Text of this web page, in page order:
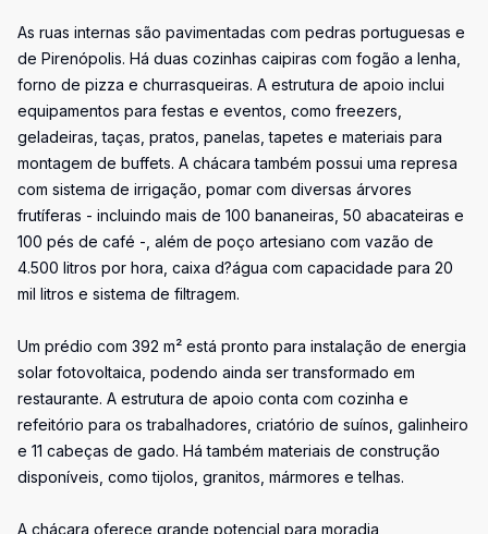
As ruas internas são pavimentadas com pedras portuguesas e
de Pirenópolis. Há duas cozinhas caipiras com fogão a lenha,
forno de pizza e churrasqueiras. A estrutura de apoio inclui
equipamentos para festas e eventos, como freezers,
geladeiras, taças, pratos, panelas, tapetes e materiais para
montagem de buffets. A chácara também possui uma represa
com sistema de irrigação, pomar com diversas árvores
frutíferas - incluindo mais de 100 bananeiras, 50 abacateiras e
100 pés de café -, além de poço artesiano com vazão de
4.500 litros por hora, caixa d?água com capacidade para 20
mil litros e sistema de filtragem.
Um prédio com 392 m² está pronto para instalação de energia
solar fotovoltaica, podendo ainda ser transformado em
restaurante. A estrutura de apoio conta com cozinha e
refeitório para os trabalhadores, criatório de suínos, galinheiro
e 11 cabeças de gado. Há também materiais de construção
disponíveis, como tijolos, granitos, mármores e telhas.
A chácara oferece grande potencial para moradia,